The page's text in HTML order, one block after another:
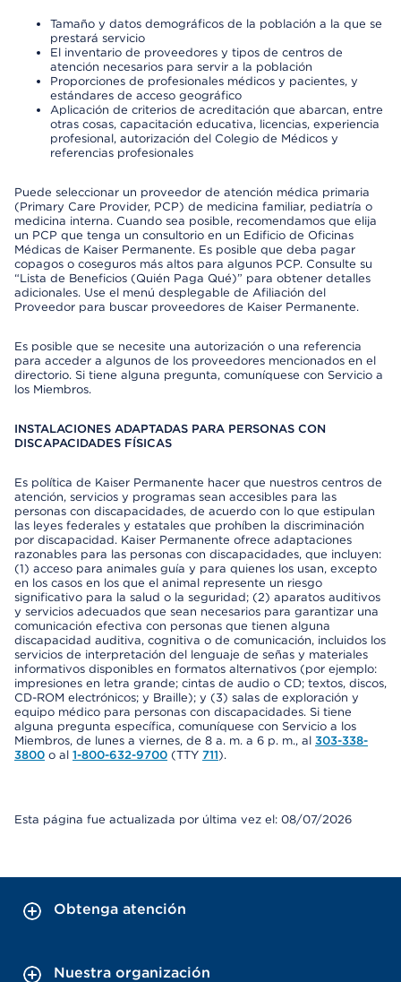
Tamaño y datos demográficos de la población a la que se
prestará servicio
El inventario de proveedores y tipos de centros de
atención necesarios para servir a la población
Proporciones de profesionales médicos y pacientes, y
estándares de acceso geográfico
Aplicación de criterios de acreditación que abarcan, entre
otras cosas, capacitación educativa, licencias, experiencia
profesional, autorización del Colegio de Médicos y
referencias profesionales
Puede seleccionar un proveedor de atención médica primaria
(Primary Care Provider, PCP) de medicina familiar, pediatría o
medicina interna. Cuando sea posible, recomendamos que elija
un PCP que tenga un consultorio en un Edificio de Oficinas
Médicas de Kaiser Permanente. Es posible que deba pagar
copagos o coseguros más altos para algunos PCP. Consulte su
“Lista de Beneficios (Quién Paga Qué)” para obtener detalles
adicionales. Use el menú desplegable de Afiliación del
Proveedor para buscar proveedores de Kaiser Permanente.
Es posible que se necesite una autorización o una referencia
para acceder a algunos de los proveedores mencionados en el
directorio. Si tiene alguna pregunta, comuníquese con Servicio a
los Miembros.
INSTALACIONES ADAPTADAS PARA PERSONAS CON
DISCAPACIDADES FÍSICAS
Es política de Kaiser Permanente hacer que nuestros centros de
atención, servicios y programas sean accesibles para las
personas con discapacidades, de acuerdo con lo que estipulan
las leyes federales y estatales que prohíben la discriminación
por discapacidad. Kaiser Permanente ofrece adaptaciones
razonables para las personas con discapacidades, que incluyen:
(1) acceso para animales guía y para quienes los usan, excepto
en los casos en los que el animal represente un riesgo
significativo para la salud o la seguridad; (2) aparatos auditivos
y servicios adecuados que sean necesarios para garantizar una
comunicación efectiva con personas que tienen alguna
discapacidad auditiva, cognitiva o de comunicación, incluidos los
servicios de interpretación del lenguaje de señas y materiales
informativos disponibles en formatos alternativos (por ejemplo:
impresiones en letra grande; cintas de audio o CD; textos, discos,
CD-ROM electrónicos; y Braille); y (3) salas de exploración y
equipo médico para personas con discapacidades. Si tiene
alguna pregunta específica, comuníquese con Servicio a los
Miembros, de lunes a viernes, de 8 a. m. a 6 p. m., al 303-338-
3800 o al 1-800-632-9700 (TTY 711).
Esta página fue actualizada por última vez el: 08/07/2026
Obtenga atención
Nuestra organización